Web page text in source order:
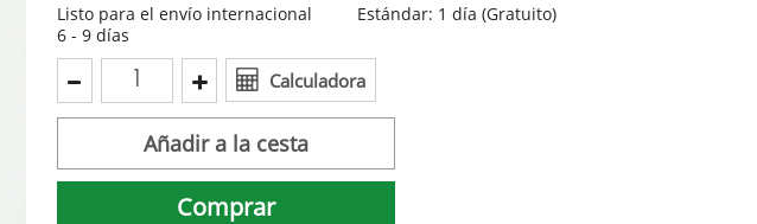
Listo para el envío internacional
6 - 9 días
Estándar: 1 día (Gratuito)
Calculadora
Añadir a la cesta
Comprar